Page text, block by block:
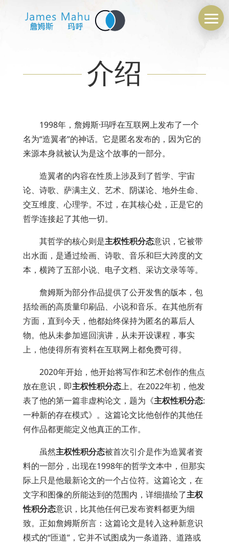
介绍
1998年，詹姆斯·玛呼在互联网上发布了一个
名为“造翼者”的神话。它是匿名发布的，因为它的
来源本身就被认为是这个故事的一部分。
造翼者的内容在性质上涉及到了哲学、宇宙
论、诗歌、萨满主义、艺术、阴谋论、地外生命、
交互维度、心理学。不过，在其核心处，正是它的
哲学连接起了其他一切。
其哲学的核心则是主权性积分态意识，它被带
出水面，是通过绘画、诗歌、音乐和巨大跨度的文
本，横跨了五部小说、电子文档、采访文录等等。
詹姆斯为部分作品提供了公开发售的版本，包
括绘画的高质量印刷品、小说和音乐。在其他所有
方面，直到今天，他都始终保持为匿名的幕后人
物。他从未参加巡回演讲，从未开设课程，事实
上，他使得所有资料在互联网上都免费可得。
2020年开始，他开始将写作和艺术创作的焦点
放在意识，即主权性积分态上。在2022年初，他发
表了他的第一篇非虚构论文，题为《主权性积分态:
一种新的存在模式》。这篇论文比他创作的其他任
何作品都更能定义他真正的工作。
虽然主权性积分态被首次引介是作为造翼者资
料的一部分，出现在1998年的哲学文本中，但那实
际上只是他最新论文的一个占位符。这篇论文，在
文字和图像的所能达到的范围内，详细描绘了主权
性积分态意识，比其他任何已发布资料都更为细
致。正如詹姆斯所言：这篇论文是转入这种新意识
模式的“匝道”，它并不试图成为一条道路、道路或